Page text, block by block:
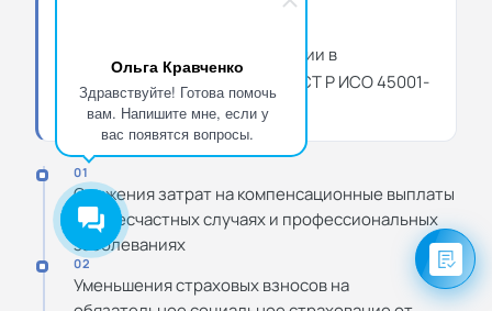
Ольга Кравченко
Здравствуйте! Готова помочь
вам. Напишите мне, если у
вас появятся вопросы.
Важно отметить, что инвестиции в
сертификацию СМБТОЗ по ГОСТ Р ИСО 45001-
2020 окупаются за счет:
01
Снижения затрат на компенсационные выплаты
при несчастных случаях и профессиональных
заболеваниях
02
Уменьшения страховых взносов на